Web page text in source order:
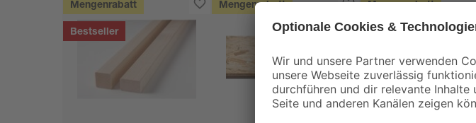
Mengenrabatt
Bestseller
Mengenrabatt
Bestseller